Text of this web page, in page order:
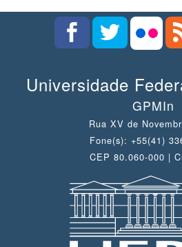
Universidade
GPMIn
Rua XV de
Fone(s): +55(41)
CEP 80.060-000 |